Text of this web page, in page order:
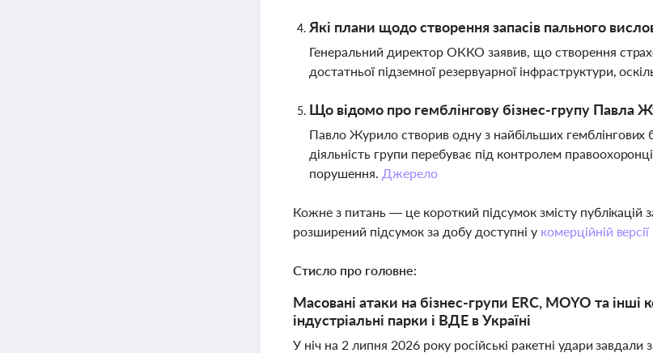
Які плани щодо створення запасів пального
Генеральний директор ОККО заявив, що створення
достатньої підземної резервуарної інфраструктури,
Що відомо про гемблінгову бізнес-групу Павла
Павло Журило створив одну з найбільших
діяльність групи перебуває під контролем
порушення. Джерело
Кожне з питань — це короткий підсумок змісту
розширений підсумок за добу доступні у комерційній
Стисло про головне:
Масовані атаки на бізнес-групи ERC, MOYO та інші
індустріальні парки і ВДЕ в Україні
У ніч на 2 липня 2026 року російські ракетні удари